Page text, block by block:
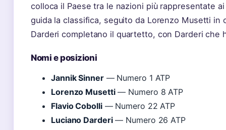
colloca il Paese tra le nazioni più rappresentate
guida la classifica, seguito da Lorenzo Musetti in
Darderi completano il quartetto, con Darderi che
Nomi e posizioni
Jannik Sinner— Numero 1 ATP
Lorenzo Musetti— Numero 8 ATP
Flavio Cobolli— Numero 22 ATP
Luciano Darderi— Numero 26 ATP